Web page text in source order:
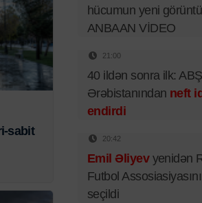
sabit
hücumun yeni
ANBAAN VİDEO
21:00
40 ildən sonra ilk:
Ərəbistanından neft
endirdi
20:42
Emil Əliyevyenidən
Futbol
seçildi